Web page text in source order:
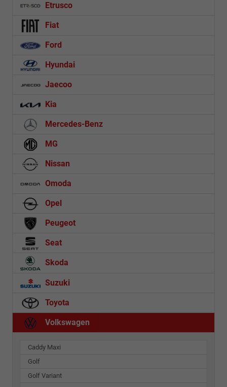
Etrusco
Fiat
Ford
Hyundai
Jaecoo
Kia
Mercedes-Benz
MG
Nissan
Omoda
Opel
Peugeot
Seat
Skoda
Suzuki
Toyota
Volkswagen
Caddy Maxi
Golf
Golf Variant